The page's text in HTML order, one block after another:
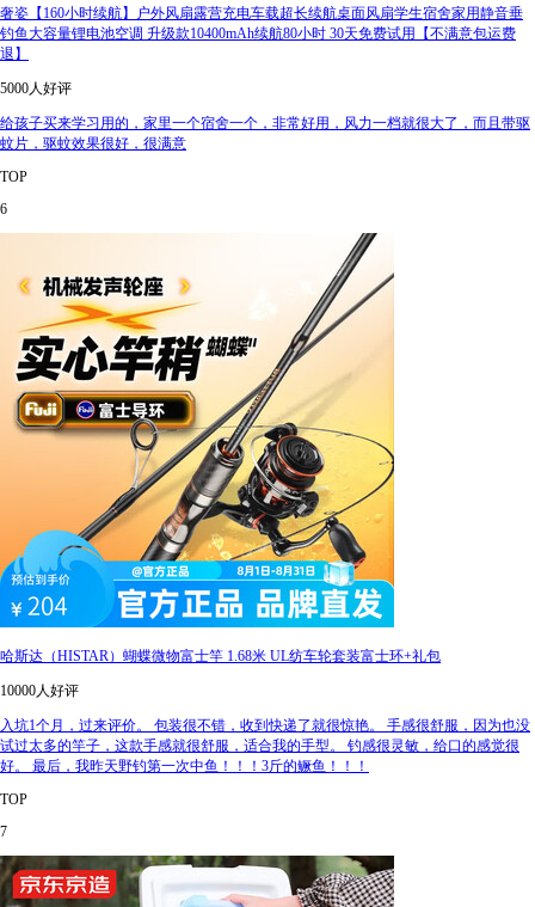
奢姿【160小时续航】户外风扇露营充电车载超长续航桌面风扇学生宿舍家用静音垂
钓鱼大容量锂电池空调 升级款10400mAh续航80小时 30天免费试用【不满意包运费
退】
5000人好评
给孩子买来学习用的，家里一个宿舍一个，非常好用，风力一档就很大了，而且带驱
蚊片，驱蚊效果很好，很满意
TOP
6
哈斯达（HISTAR）蝴蝶微物富士竿 1.68米 UL纺车轮套装富士环+礼包
10000人好评
入坑1个月，过来评价。 包装很不错，收到快递了就很惊艳。 手感很舒服，因为也没
试过太多的竿子，这款手感就很舒服，适合我的手型。 钓感很灵敏，给口的感觉很
好。 最后，我昨天野钓第一次中鱼！！！3斤的鳜鱼！！！
TOP
7